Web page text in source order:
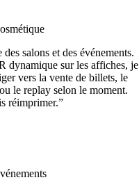
des salons et des événements.
dynamique sur les affiches, je
vers la vente de billets, le
le replay selon le moment.
réimprimer.”